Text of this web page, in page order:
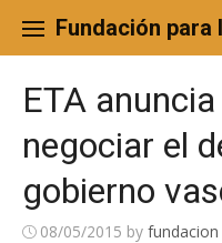
content
Fundación para
ETA
negociar el
gobierno
08/05/2015 by fundacion